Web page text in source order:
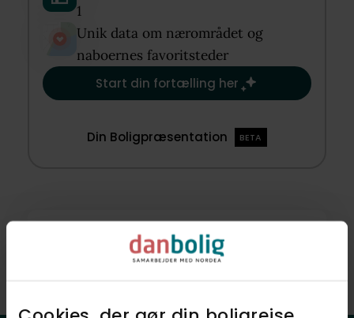
1​
Unik data om nærområdet og
naboernes favoritsteder​
Start din fortælling her
Din Boligpræsentation BETA
Skal vi også sælge din bolig?
Find ud af, hvad din bolig er værd